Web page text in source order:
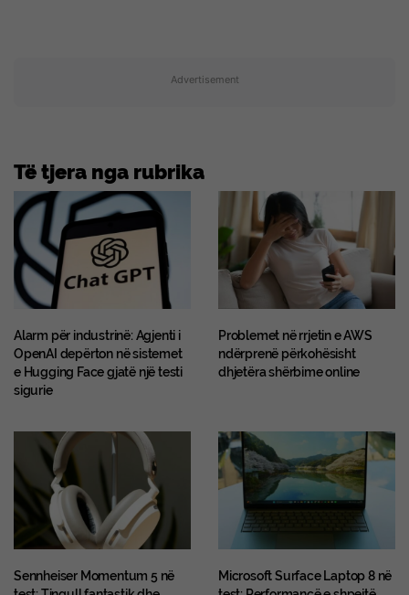
Advertisement
Të tjera nga rubrika
Alarm për industrinë: Agjenti i
OpenAI depërton në sistemet
e Hugging Face gjatë një testi
sigurie
Problemet në rrjetin e AWS
ndërprenë përkohësisht
dhjetëra shërbime online
Sennheiser Momentum 5 në
Microsoft Surface Laptop 8 në